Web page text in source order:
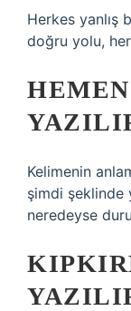
Herkes yanlış
doğru yolu,
Kelimenin
şimdi şeklinde
neredeyse